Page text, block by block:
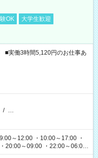
OK
大学生歓迎
実働3時間5,120円のお仕事あ
/ …
～12:00 ・10:00～17:00 ・
20:00～09:00 ・22:00～06:00